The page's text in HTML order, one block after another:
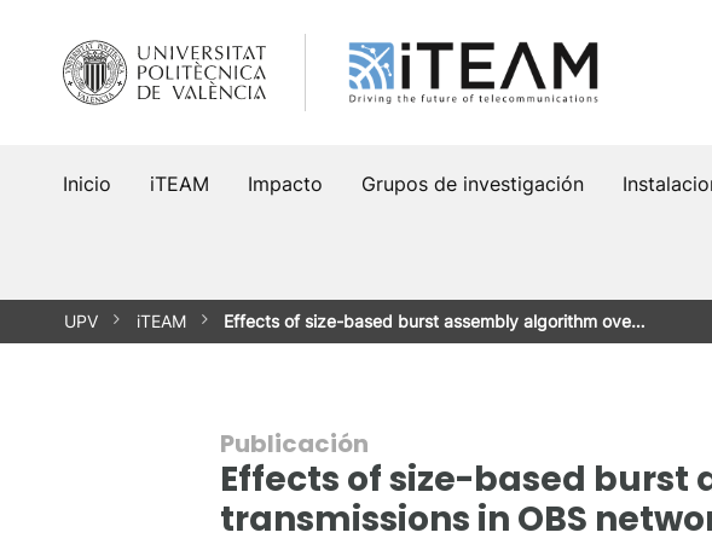
contenido
Inicio iTEAM Impacto Grupos de investigación
UPV iTEAM Effects of size-based burst assembly algorithm ove…
Publicación
Effects of size-based
transmissions in OBS